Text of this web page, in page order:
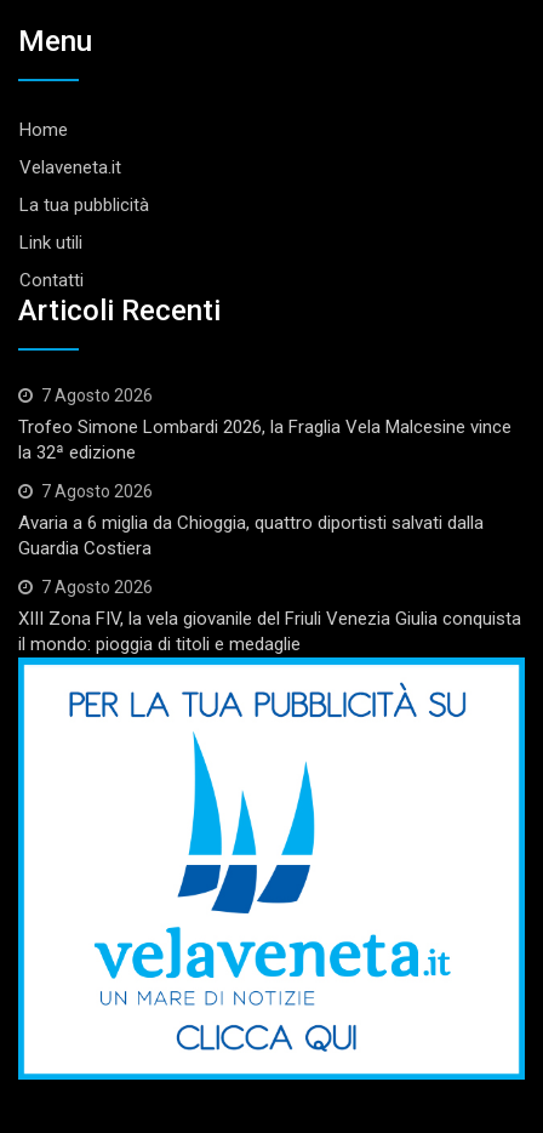
Menu
Home
Velaveneta.it
La tua pubblicità
Link utili
Contatti
Articoli Recenti
7 Agosto 2026
Trofeo Simone Lombardi 2026, la Fraglia Vela Malcesine vince
la 32ª edizione
7 Agosto 2026
Avaria a 6 miglia da Chioggia, quattro diportisti salvati dalla
Guardia Costiera
7 Agosto 2026
XIII Zona FIV, la vela giovanile del Friuli Venezia Giulia conquista
il mondo: pioggia di titoli e medaglie